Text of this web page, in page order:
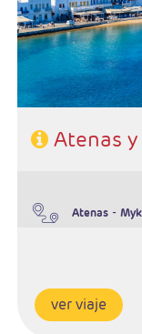
Atenas y
Atenas-
ver viaje